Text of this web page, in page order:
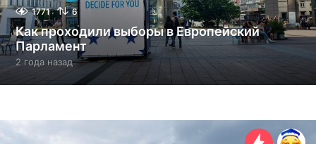
д
1771 6
Как проходили выборы в Европейский
Парламент
2 года назад2
о